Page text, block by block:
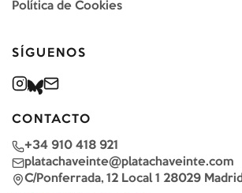
Política de Cookies
SÍGUENOS
CONTACTO
+34 910 418 921
platachaveinte@platachaveinte.com
C/Ponferrada, 12 Local 1 28029 Madrid